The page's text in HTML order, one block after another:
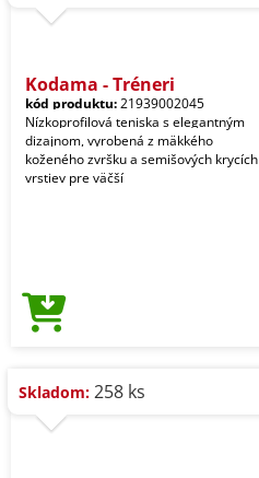
Kodama - Tréneri
kód produktu:21939002045
Nízkoprofilová teniska s elegantným
dizajnom, vyrobená z mäkkého
koženého zvršku a semišových krycích
vrstiev pre väčší
Skladom: 258 ks